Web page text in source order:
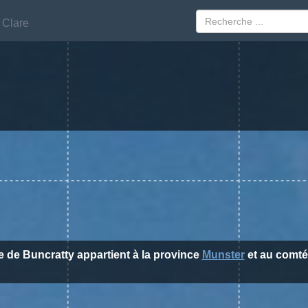
Clare
de Buncratty appartient à la province Munsteret au comté
Clare